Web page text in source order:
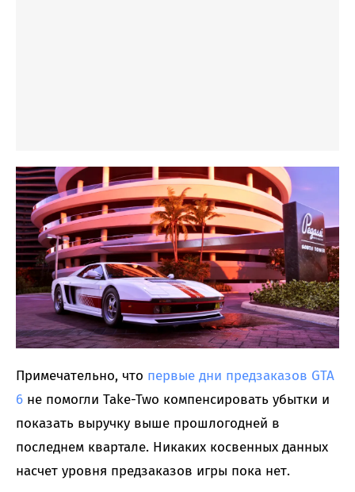
Примечательно, что первые дни предзаказов GTA
6 не помогли Take-Two компенсировать убытки и
показать выручку выше прошлогодней в
последнем квартале. Никаких косвенных данных
насчет уровня предзаказов игры пока нет.